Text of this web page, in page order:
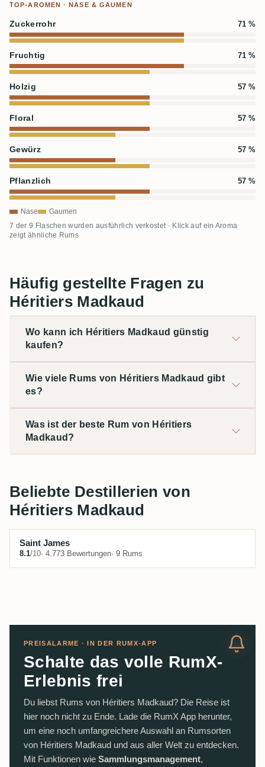
TOP-AROMEN · NASE & GAUMEN
Zuckerrohr 71 %
Fruchtig 71 %
Holzig 57 %
Floral 57 %
Gewürz 57 %
Pflanzlich 57 %
Nase Gaumen
7 der 9 Flaschen wurden ausführlich verkostet · Klick auf ein Aroma
zeigt ähnliche Rums
Häufig gestellte Fragen zu
Héritiers Madkaud
Wo kann ich Héritiers Madkaud günstig
kaufen?
Wie viele Rums von Héritiers Madkaud gibt
es?
Was ist der beste Rum von Héritiers
Madkaud?
Beliebte Destillerien von
Héritiers Madkaud
Saint James
8.1/10· 4.773 Bewertungen· 9 Rums
PREISALARME · IN DER RUMX-APP
Schalte das volle RumX-
Erlebnis frei
Du liebst Rums von Héritiers Madkaud? Die Reise ist
hier noch nicht zu Ende. Lade die RumX App herunter,
um eine noch umfangreichere Auswahl an Rumsorten
von Héritiers Madkaud und aus aller Welt zu entdecken.
Mit Funktionen wie Sammlungsmanagement,